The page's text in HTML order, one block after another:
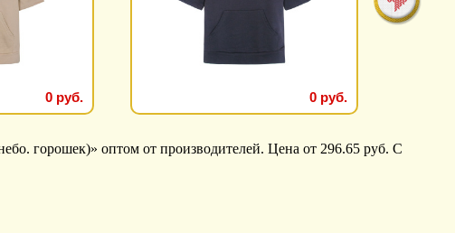
0 руб. 0 руб.
горошек)» оптом от производителей. Цена от 296.65 руб. С